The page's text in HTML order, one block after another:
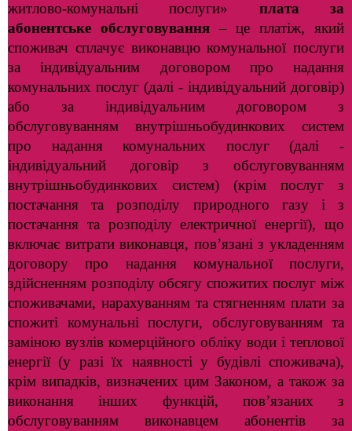
житлово-комунальні послуги» плата за
абонентське обслуговування– це платіж, який
споживач сплачує виконавцю комунальної послуги
за індивідуальним договором про надання
комунальних послуг (далі - індивідуальний договір)
або за індивідуальним договором з
обслуговуванням внутрішньобудинкових систем
про надання комунальних послуг (далі -
індивідуальний договір з обслуговуванням
внутрішньобудинкових систем) (крім послуг з
постачаннята розподілу природного газу і з
постачання та розподілу електричної енергії), що
включає витрати виконавця, пов’язані з укладенням
договору про надання комунальної послуги,
здійсненням розподілу обсягу спожитих послуг між
споживачами, нарахуванням та стягненням плати за
спожиті комунальні послуги, обслуговуванням та
заміною вузлів комерційного обліку води і теплової
енергії (у разі їх наявності у будівлі споживача),
крім випадків, визначених цим Законом, а також за
виконання інших функцій, пов’язаних з
обслуговуванням виконавцем абонентів за